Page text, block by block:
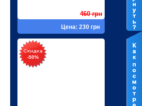
Цена: 230 грн
460 грн
-50%